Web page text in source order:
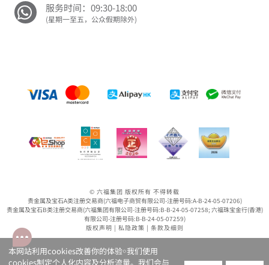
服务时间：09:30-18:00
(星期一至五，公众假期除外)
© 六福集团 版权所有 不得转载
贵金属及宝石A类注册交易商(六福电子商贸有限公司-注册号码:A-B-24-05-07206)
贵金属及宝石B类注册交易商(六福集团有限公司-注册号码:B-B-24-05-07258; 六福珠宝金行(香港)
有限公司-注册号码:B-B-24-05-07259)
版权声明 | 私隐政策 | 条款及细则
本网站利用cookies改善你的体验￮我们使用
cookies制定个人化内容及分析流量。我们会与